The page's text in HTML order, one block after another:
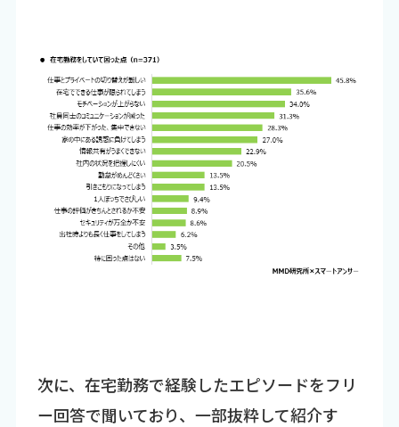
次に、在宅勤務で経験したエピソードをフリ
ー回答で聞いており、一部抜粋して紹介す